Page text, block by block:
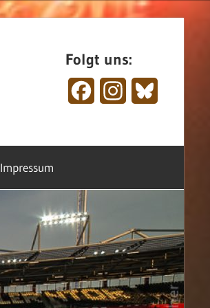
Folgt uns:
FacebookInstagram
Impressum